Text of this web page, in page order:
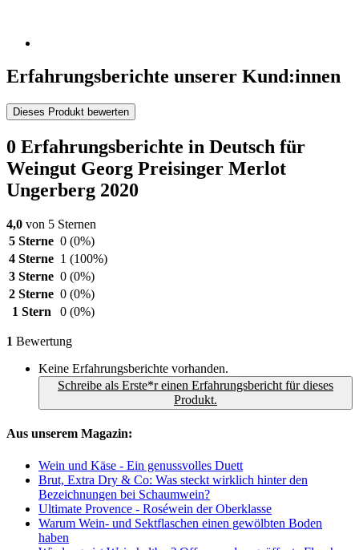
Erfahrungsberichte unserer Kund:innen
Dieses Produkt bewerten
0 Erfahrungsberichte in Deutsch für
Weingut Georg Preisinger Merlot
Ungerberg 2020
4,0 von 5 Sternen
5 Sterne 0 (0%)
4 Sterne 1 (100%)
3 Sterne 0 (0%)
2 Sterne 0 (0%)
1 Stern
0 (0%)
1 Bewertung
Keine Erfahrungsberichte vorhanden.
Schreibe als Erste*r einen Erfahrungsbericht für dieses
Produkt.
Aus unserem Magazin:
Wein und Käse - Ein genussvolles Duett
Brut, Extra Dry & Co: Was steckt wirklich hinter den
Bezeichnungen bei Schaumwein?
Ultimate Provence - Roséwein der Oberklasse
Warum Wein- und Sektflaschen einen gewölbten Boden
haben